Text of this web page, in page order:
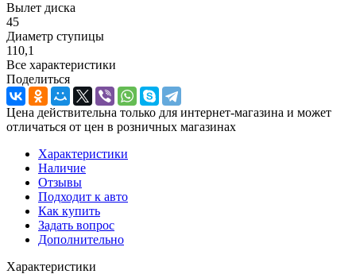
Вылет диска
45
Диаметр ступицы
110,1
Все характеристики
Поделиться
Цена действительна только для интернет-магазина и может
отличаться от цен в розничных магазинах
Характеристики
Наличие
Отзывы
Подходит к авто
Как купить
Задать вопрос
Дополнительно
Характеристики